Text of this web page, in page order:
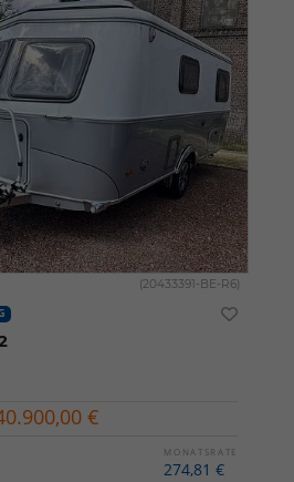
(20433391-BE-R6)
€
MONATSRATE
274,81 €